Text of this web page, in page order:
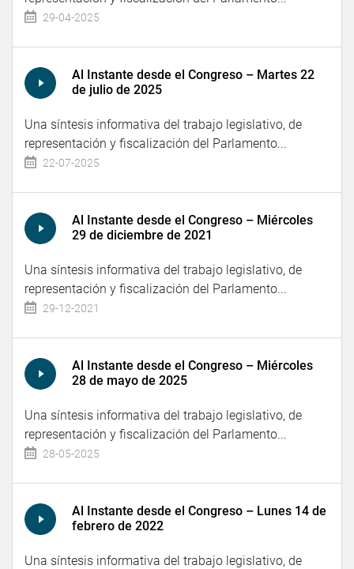
29-04-2025
Al Instante desde el Congreso – Martes 22
de julio de 2025
Una síntesis informativa del trabajo legislativo, de
representación y fiscalización del Parlamento...
22-07-2025
Al Instante desde el Congreso – Miércoles
29 de diciembre de 2021
Una síntesis informativa del trabajo legislativo, de
representación y fiscalización del Parlamento...
29-12-2021
Al Instante desde el Congreso – Miércoles
28 de mayo de 2025
Una síntesis informativa del trabajo legislativo, de
representación y fiscalización del Parlamento...
28-05-2025
Al Instante desde el Congreso – Lunes 14 de
febrero de 2022
Una síntesis informativa del trabajo legislativo, de